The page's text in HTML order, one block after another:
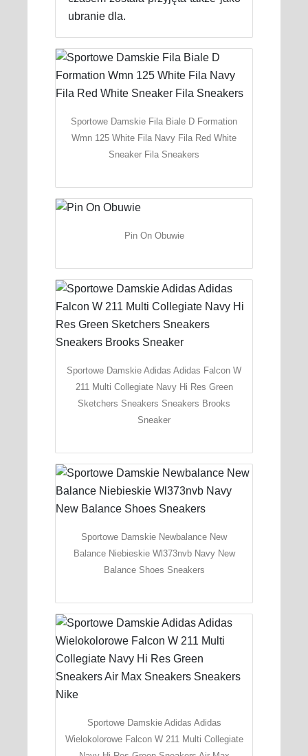
ubranie dla.
Sportowe Damskie Fila Biale D Formation
Wmn 125 White Fila Navy Fila Red White
Sneaker Fila Sneakers
Pin On Obuwie
Sportowe Damskie Adidas Adidas Falcon W
211 Multi Collegiate Navy Hi Res Green
Sketchers Sneakers Sneakers Brooks
Sneaker
Sportowe Damskie Newbalance New
Balance Niebieskie Wl373nvb Navy New
Balance Shoes Sneakers
Sportowe Damskie Adidas Adidas
Wielokolorowe Falcon W 211 Multi Collegiate